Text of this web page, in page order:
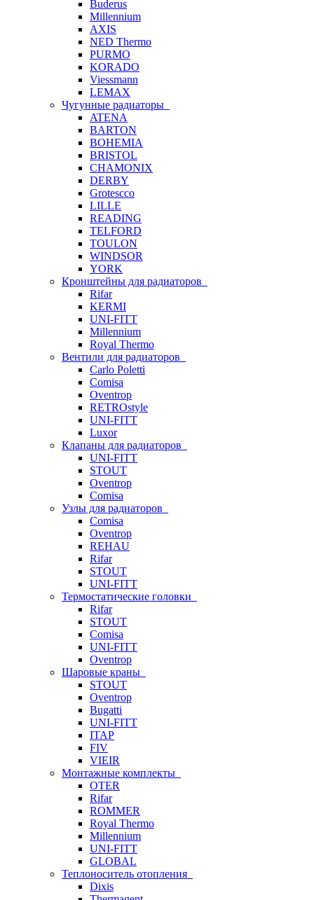
Buderus
Millennium
AXIS
NED Thermo
PURMO
KORADO
Viessmann
LEMAX
Чугунные радиаторы
ATENA
BARTON
BOHEMIA
BRISTOL
CHAMONIX
DERBY
Grotescco
LILLE
READING
TELFORD
TOULON
WINDSOR
YORK
Кронштейны для радиаторов
Rifar
KERMI
UNI-FITT
Millennium
Royal Thermo
Вентили для радиаторов
Carlo Poletti
Comisa
Oventrop
RETROstyle
UNI-FITT
Luxor
Клапаны для радиаторов
UNI-FITT
STOUT
Oventrop
Comisa
Узлы для радиаторов
Comisa
Oventrop
REHAU
Rifar
STOUT
UNI-FITT
Термостатические головки
Rifar
STOUT
Comisa
UNI-FITT
Oventrop
Шаровые краны
STOUT
Oventrop
Bugatti
UNI-FITT
ITAP
FIV
VIEIR
Монтажные комплекты
OTER
Rifar
ROMMER
Royal Thermo
Millennium
UNI-FITT
GLOBAL
Теплоноситель отопления
Dixis